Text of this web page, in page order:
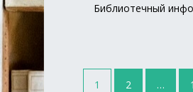
Библиотечный
Навигация
1 2 …